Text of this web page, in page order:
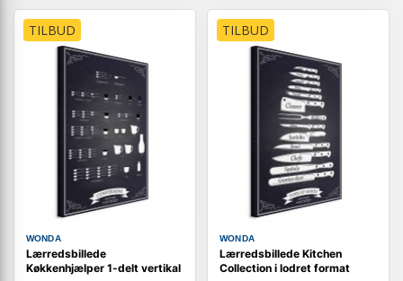
TILBUD
WONDA
Lærredsbillede
Køkkenhjælper 1-delt vertikal
TILBUD
WONDA
Lærredsbillede Kitchen
Collection i lodret format